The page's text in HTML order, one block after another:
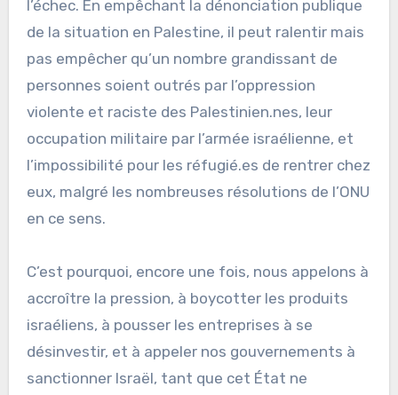
l’échec. En empêchant la dénonciation publique
de la situation en Palestine, il peut ralentir mais
pas empêcher qu’un nombre grandissant de
personnes soient outrés par l’oppression
violente et raciste des Palestinien.nes, leur
occupation militaire par l’armée israélienne, et
l’impossibilité pour les réfugié.es de rentrer chez
eux, malgré les nombreuses résolutions de l’ONU
en ce sens.
C’est pourquoi, encore une fois, nous appelons à
accroître la pression, à boycotter les produits
israéliens, à pousser les entreprises à se
désinvestir, et à appeler nos gouvernements à
sanctionner Israël, tant que cet État ne